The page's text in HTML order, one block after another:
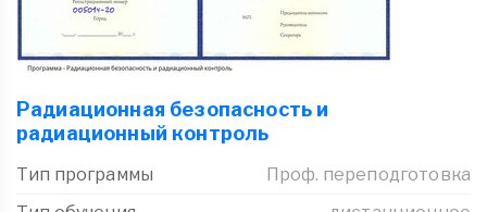
Радиационная безопасность и
радиационный контроль
Тип программы
Проф. переподготовка